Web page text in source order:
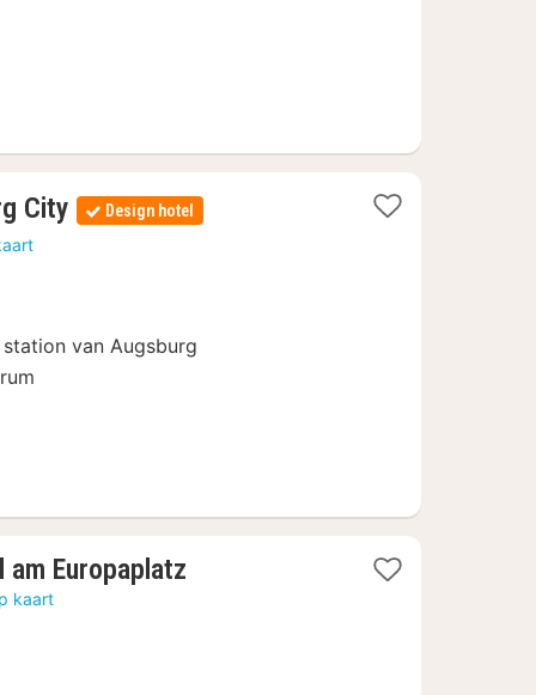
City 1
nacht
Design hotel
van Augsburg
Europaplatz
kaart